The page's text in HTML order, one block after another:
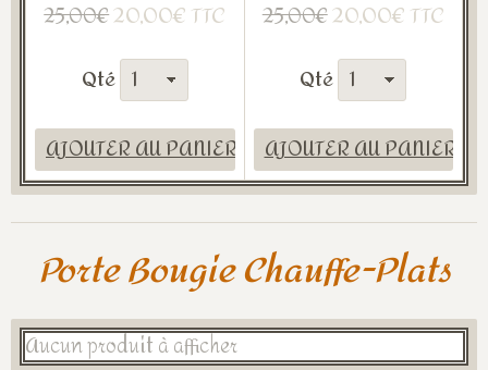
25,00€20,00€ TTC
Qté
AJOUTER AU PANIER
25,00€20,00€ TTC
Qté
AJOUTER AU PANIER
Porte Bougie Chauffe-Plats
Aucun produit à afficher